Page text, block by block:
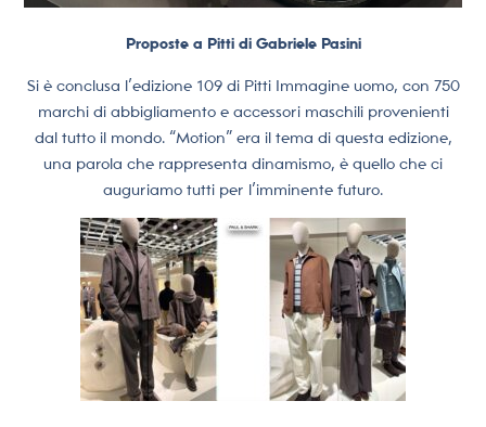
Proposte a Pitti di Gabriele Pasini
Si è conclusa l’edizione 109 di Pitti Immagine uomo, con 750
marchi di abbigliamento e accessori maschili provenienti
dal tutto il mondo. “Motion” era il tema di questa edizione,
una parola che rappresenta dinamismo, è quello che ci
auguriamo tutti per l’imminente futuro.